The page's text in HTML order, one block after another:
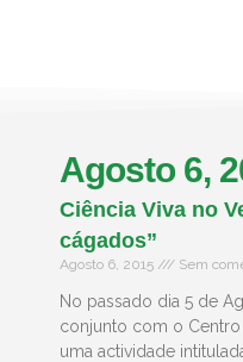
Agosto 6,
Ciência Viva no
cágados”
Agosto 6, 2015 Sem
No passado dia 5 de
conjunto com o Centro
uma actividade